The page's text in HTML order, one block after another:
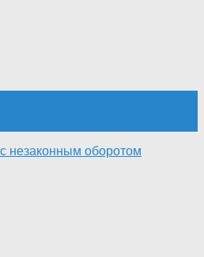
незаконным оборотом